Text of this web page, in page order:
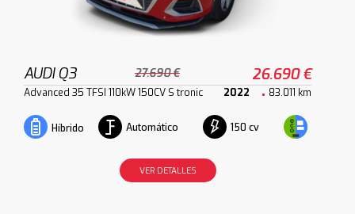
AUDI Q3 27.690 € 26.690 €
Advanced 35 TFSI 110kW 150CV S tronic 2022 83.011 km
Híbrido Automático 150 cv
VER DETALLES